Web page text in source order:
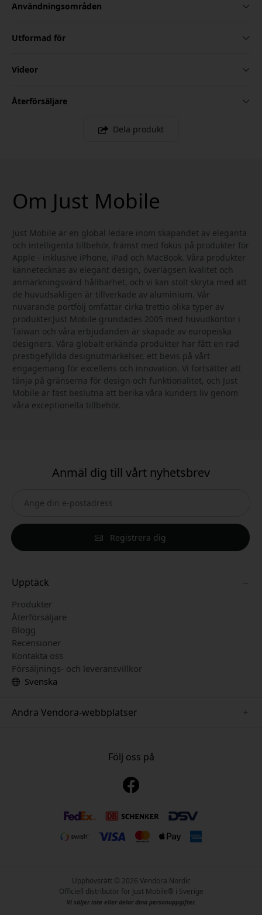
Användningsområden
Utformad för
Videor
Återförsäljare
Dela produkt
Om Just Mobile
Just Mobile är en global ledare inom skapandet av eleganta
och intelligenta tillbehör, främst med fokus på produkter för
Apple - inklusive iPhone, iPad och MacBook. Våra produkter
kännetecknas av elegant design, överlägsen kvalitet och
anmärkningsvärd hållbarhet, och vi kan stolt skryta med att
de huvudsakligen är tillverkade av aluminium. Vår
nuvarande portfölj omfattar cirka trettio olika typer av
produkter.Just Mobile grundades 2005 med huvudkontor i
Taiwan och våra erbjudanden är skapade av europeiska
designers. Våra globalt erkända produkter har fått en rad
prestigefyllda designutmärkelser, ett bevis på vårt
engagemang för excellens och innovation. Vi fortsätter att
tänja på gränserna för design och funktionalitet, och Just
Mobile är fast beslutna att berika våra kunders liv genom
våra exceptionella tillbehör.
Anmäl dig till vårt nyhetsbrev
Registrera dig
Upptäck
Produkter
Återförsäljare
Blogg
Recensioner
Kontakta oss
Försäljnings- och leveransvillkor
Svenska
Andra Vendora-webbplatser
www.nordicsmartlight.seFölj oss på
Upphovsrätt © 2026 Vendora Nordic
Officiell distributör för Just Mobile® i Sverige
Vi säljer inte eller delar dina personuppgifter.